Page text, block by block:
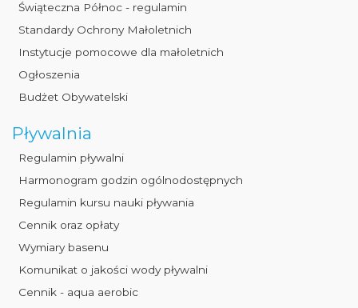
Świąteczna Północ - regulamin
Standardy Ochrony Małoletnich
Instytucje pomocowe dla małoletnich
Ogłoszenia
Budżet Obywatelski
Pływalnia
Regulamin pływalni
Harmonogram godzin ogólnodostępnych
Regulamin kursu nauki pływania
Cennik oraz opłaty
Wymiary basenu
Komunikat o jakości wody pływalni
Cennik - aqua aerobic